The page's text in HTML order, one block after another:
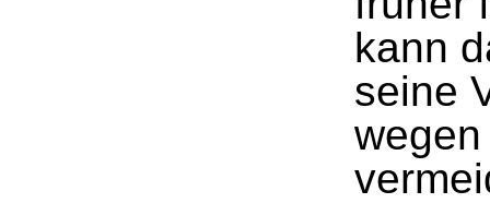
kann
seine